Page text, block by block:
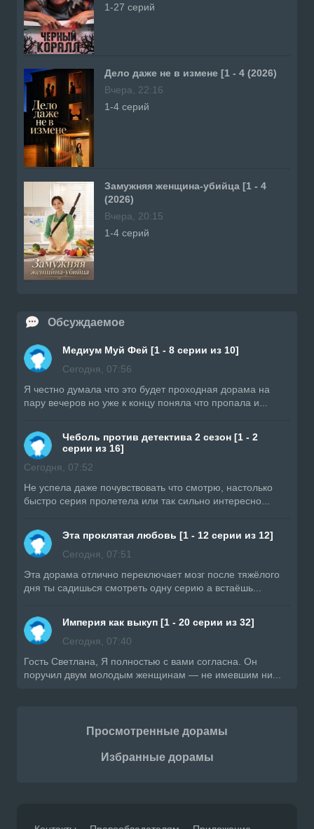
1-27 серий
Дело даже не в измене [1 - 4 (2026)
Вчера, 22:16
1-4 серий
Замужняя женщина-убийца [1 - 4
(2026)
Вчера, 20:15
1-4 серий
Обсуждаемое
Медиум Муй Фей [1 - 8 серии из 10]
Сегодня, 07:56
Я честно думала что это будет проходная дорама на
пару вечеров но уже к концу поняла что пропала и...
Чеболь против детектива 2 сезон [1 - 2
серии из 16]
Сегодня, 07:52
Не успела даже почувствовать что смотрю, настолько
быстро серия пролетела или так сильно интересно...
Эта проклятая любовь [1 - 12 серии из 12]
Сегодня, 07:51
Эта дорама отлично переключает мозг после тяжёлого
дня ты садишься смотреть одну серию а встаёшь...
Империя как выкуп [1 - 20 серии из 32]
Сегодня, 07:40
Гость Светлана, Я полностью с вами согласна. Он
поручил двум молодым женщинам — не имевшим ни...
Просмотренные дорамы
Избранные дорамы